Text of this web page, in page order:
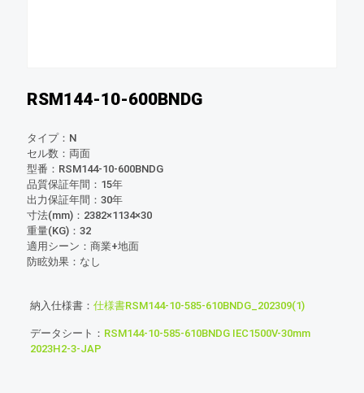
RSM144-10-600BNDG
タイプ：N
セル数：両面
型番：RSM144-10-600BNDG
品質保証年間：15年
出力保証年間：30年
寸法(mm)：2382×1134×30
重量(KG)：32
適用シーン：商業+地面
防眩効果：なし
納入仕様書： 仕様書RSM144-10-585-610BNDG_202309(1)
データシート： RSM144-10-585-610BNDG IEC1500V-30mm
2023H2-3-JAP